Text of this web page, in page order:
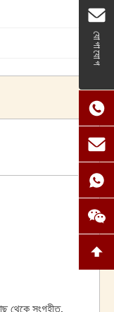
যোগাযোগ
থেকে সংগৃহীত,